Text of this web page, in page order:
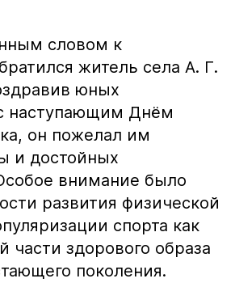
словом к
житель села А. Г.
юных
наступающим Днём
он пожелал им
и достойных
внимание было
развития физической
спорта как
части здорового образа
поколения.